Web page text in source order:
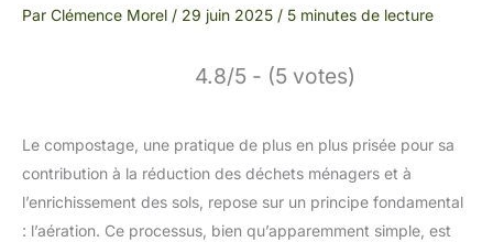
Par Clémence Morel / 29 juin 2025 / 5 minutes de lecture
4.8/5 - (5 votes)
Le compostage, une pratique de plus en plus prisée pour sa
contribution à la réduction des déchets ménagers et à
l’enrichissement des sols, repose sur un principe fondamental
: l’aération. Ce processus, bien qu’apparemment simple, est